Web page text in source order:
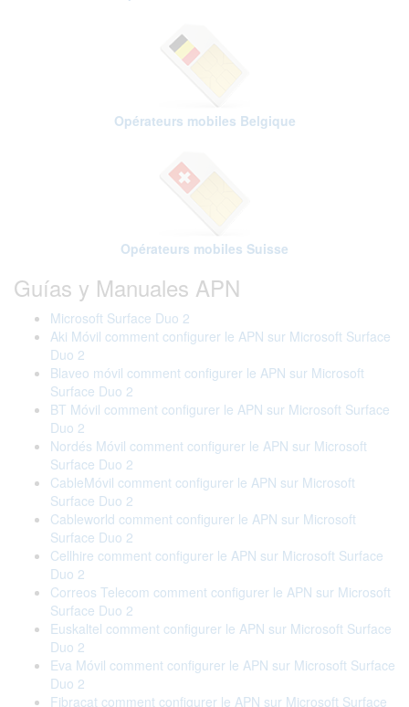
Opérateurs mobiles Belgique
Opérateurs mobiles Suisse
Guías y Manuales APN
Microsoft Surface Duo 2
Aki Móvil comment configurer le APN sur Microsoft Surface
Duo 2
Blaveo móvil comment configurer le APN sur Microsoft
Surface Duo 2
BT Móvil comment configurer le APN sur Microsoft Surface
Duo 2
Nordés Móvil comment configurer le APN sur Microsoft
Surface Duo 2
CableMóvil comment configurer le APN sur Microsoft
Surface Duo 2
Cableworld comment configurer le APN sur Microsoft
Surface Duo 2
Cellhire comment configurer le APN sur Microsoft Surface
Duo 2
Correos Telecom comment configurer le APN sur Microsoft
Surface Duo 2
Euskaltel comment configurer le APN sur Microsoft Surface
Duo 2
Eva Móvil comment configurer le APN sur Microsoft Surface
Duo 2
Fibracat comment configurer le APN sur Microsoft Surface